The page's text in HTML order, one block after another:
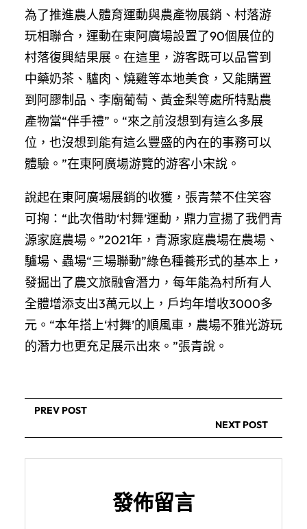
為了推進農人體育運動與農產物展銷、村落游
玩相聯合，運動在東阿廣場設置了90個展位的
村落復興結果展。在這里，游客既可以品嘗到
中藥奶茶、驢肉、燒雞等本地美食，又能購置
到阿膠制品、李廟葡萄、黃金梨等處所特點農
產物當“伴手禮”。“來之前沒想到有這么多展
位，也沒想到能有這么豐盛的內在的事務可以
體驗。”在東阿廣場游覽的游客小宋說。
說起在東阿廣場展銷的收獲，張青禁不住笑容
可掬：“此次借助‘村舞’運動，鼎力宣揚了我們青
源家庭農場。”2021年，青源家庭農場在農場、
驢場、蟲場“三場聯動”綠色種養形式的基本上，
發掘出了農文旅融會潛力，每年能為村所有人
全體增添支出3萬元以上，戶均年增收3000多
元。“本年搭上‘村舞’的順風車，農場不雅光游玩
的潛力也更充足展示出來。”張青說。
PREV POST
NEXT POST
發佈留言